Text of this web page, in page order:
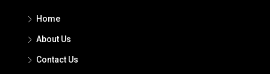
Home
About Us
Contact Us